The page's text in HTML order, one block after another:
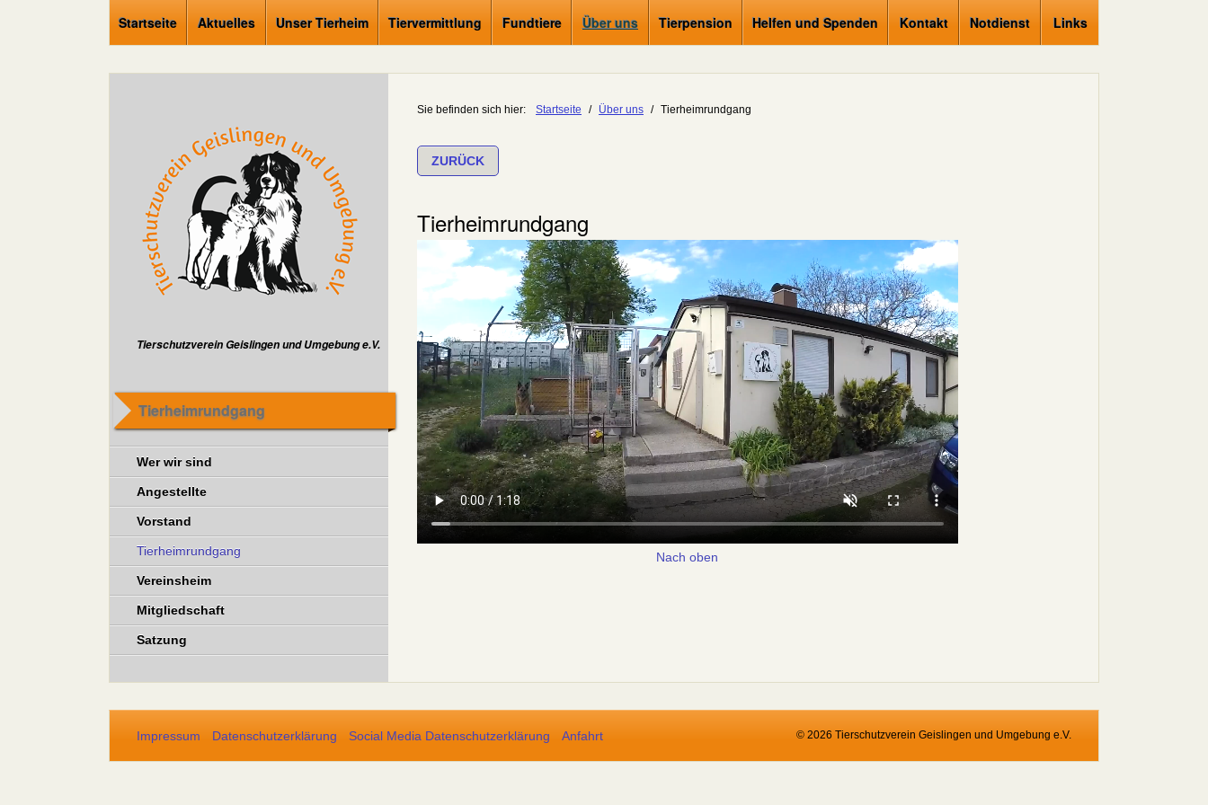
Startseite Aktuelles Unser Tierheim Tiervermittlung Fundtiere Über uns Tierpension Helfen und Spenden Kontakt Notdienst Links
Tierschutzverein Geislingen und Umgebung e.V.
Tierheimrundgang
Wer wir sind
Angestellte
Vorstand
Tierheimrundgang
Vereinsheim
Mitgliedschaft
Satzung
Sie befinden sich hier: Startseite / Über uns / Tierheimrundgang
ZURÜCK
Tierheimrundgang
Nach oben
Impressum Datenschutzerklärung Social Media Datenschutzerklärung Anfahrt © 2026 Tierschutzverein Geislingen und Umgebung e.V.